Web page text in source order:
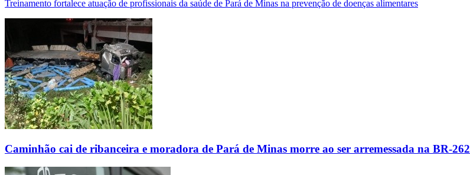
Treinamento fortalece atuação de profissionais da saúde de Pará de Minas na prevenção de doenças alimentares
Caminhão cai de ribanceira e moradora de Pará de Minas morre ao ser arremessada na BR-262